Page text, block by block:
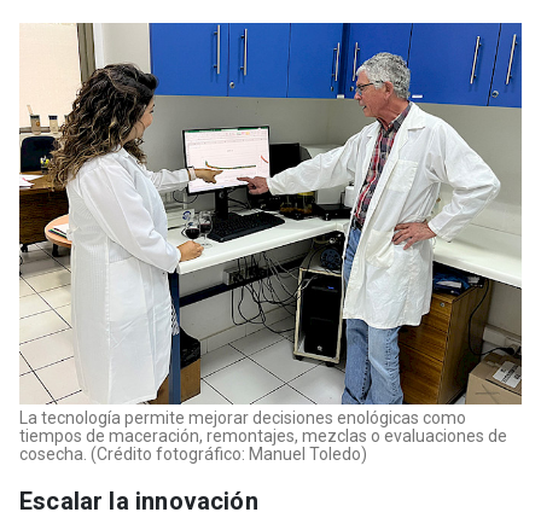
La tecnología permite mejorar decisiones enológicas como
tiempos de maceración, remontajes, mezclas o evaluaciones de
cosecha. (Crédito fotográfico: Manuel Toledo)
Escalar la innovación